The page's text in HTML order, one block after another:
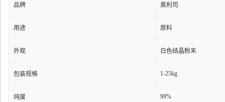
品牌 奥利司
用途 原料
外观 白色结晶粉末
包装规格 1-25kg
纯度 99%